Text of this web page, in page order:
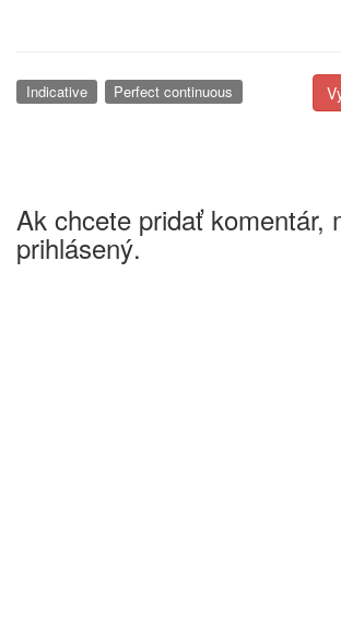
Indicative Perfect continuous
Ak chcete pridať komentár,
prihlásený.